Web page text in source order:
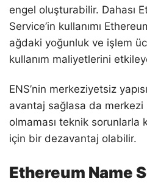
engel oluşturabilir. Dahası
Service’in kullanımı
ağdaki yoğunluk ve işlem
kullanım maliyetlerini
ENS’nin merkeziyetsiz
avantaj sağlasa da
olmaması teknik sorunlarla
için bir dezavantaj olabilir.
Ethereum Name